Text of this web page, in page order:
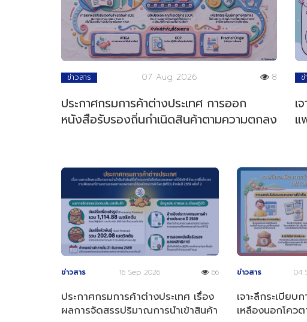
ข่าวสาร 07 Aug 2026 8
ประกาศกรมการค้าต่างประเทศ การออก
หนังสือรับรองถิ่นกำเนิดสินค้าตามความตกลง
เ
แ
ข่าวสาร 16 Sep 2026 66
ประกาศกรมการค้าต่างประเทศ เรื่อง
ผลการจัดสรรปริมาณการนำเข้าสินค้า
ข่าวสาร 04
เจาะลึกระเบียบ
เหลืองนอกโคว